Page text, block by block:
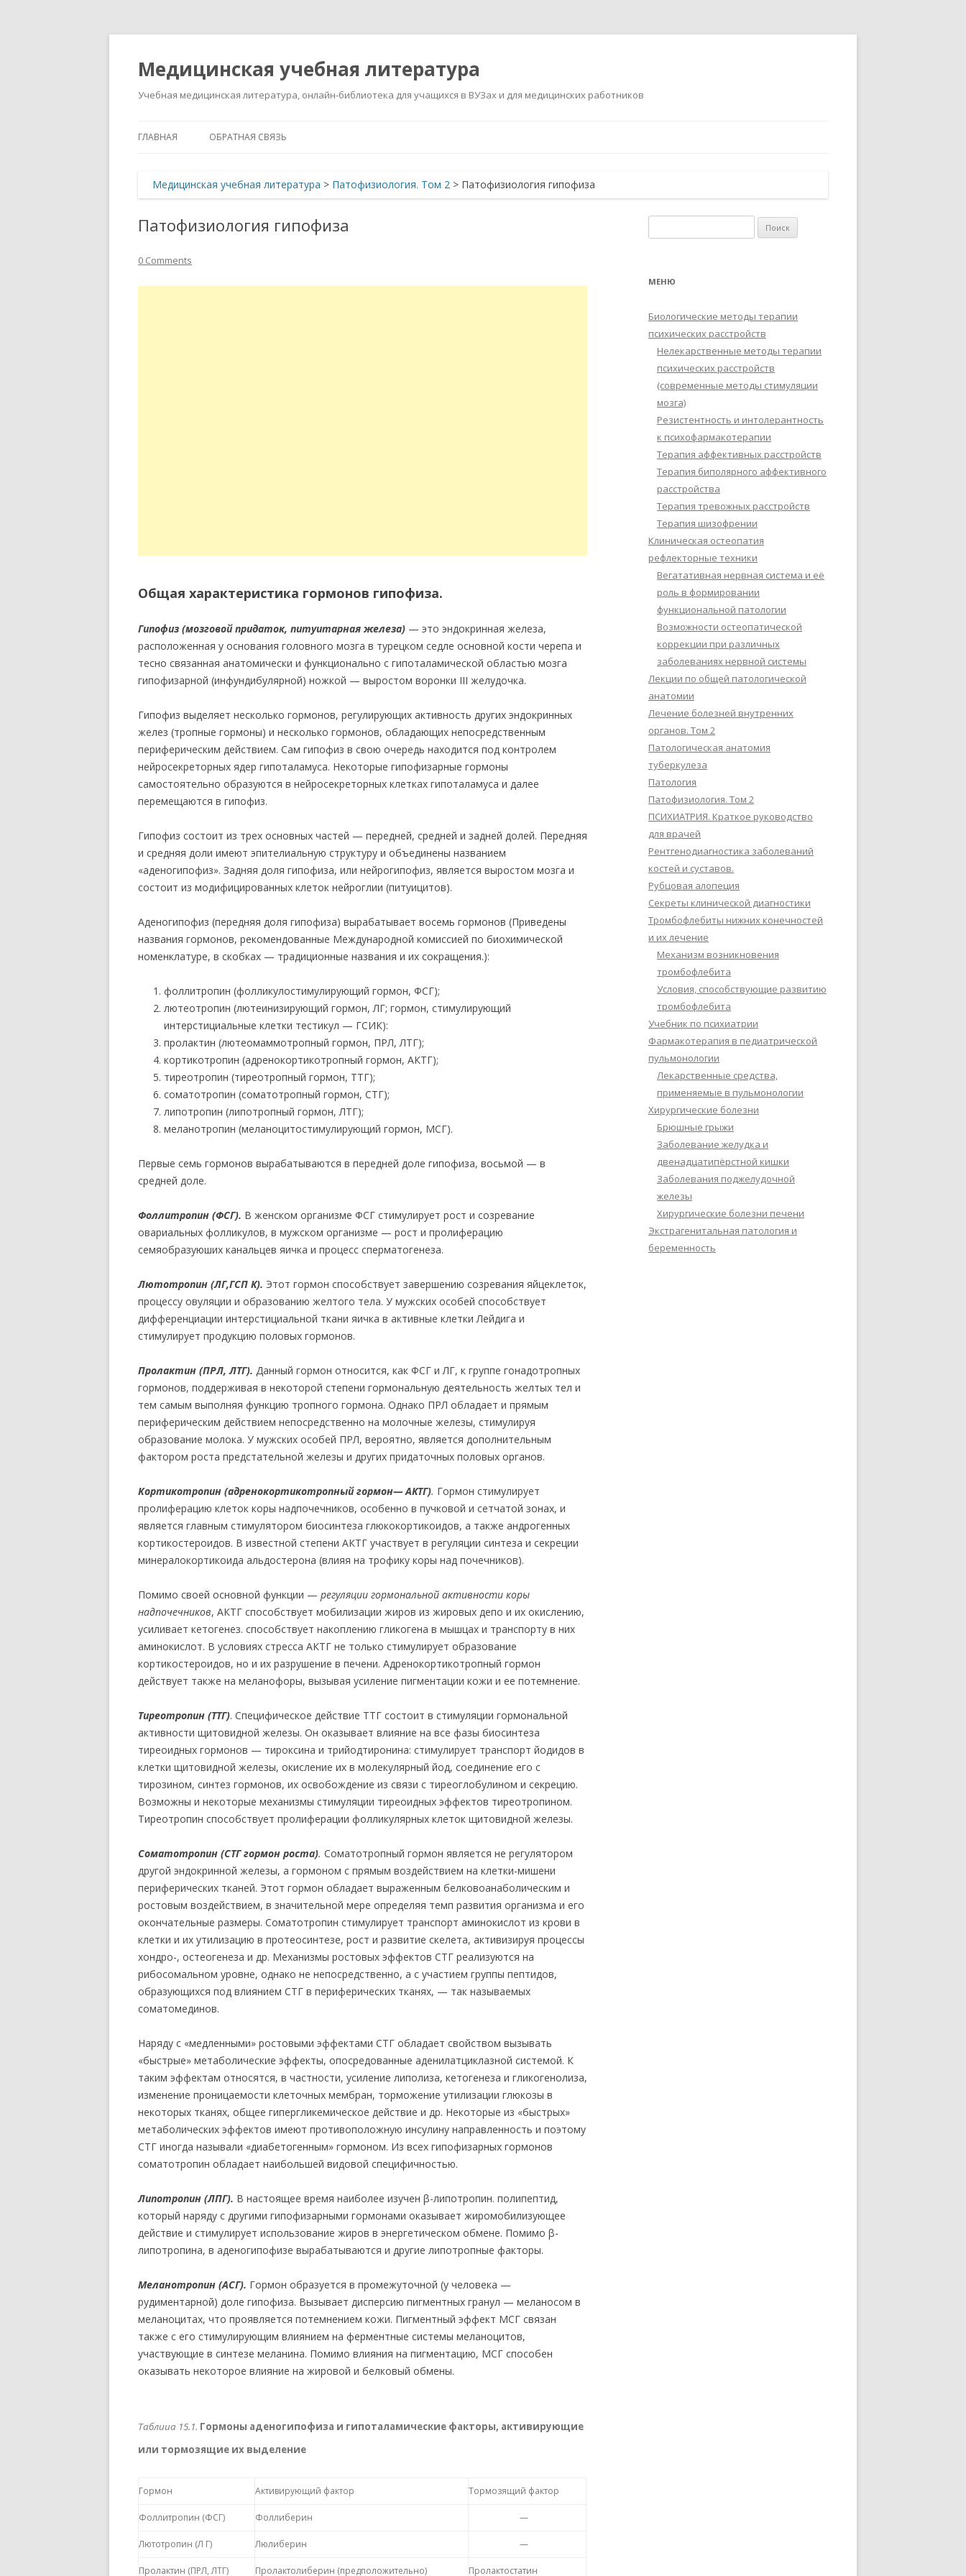
Медицинская учебная литература
Учебная медицинская литература, онлайн-библиотека для учащихся в ВУЗах и для медицинских работников
ГЛАВНАЯ ОБРАТНАЯ СВЯЗЬ
Медицинская учебная литература > Патофизиология. Том 2 > Патофизиология гипофиза
Патофизиология гипофиза
0 Comments
Общая характеристика гормонов гипофиза.
Гипофиз (мозговой придаток, питуитарная железа) — это эндокринная железа,
расположенная у основания головного мозга в турецком седле основной кости черепа и
тесно связанная анатомически и функционально с гипоталамической областью мозга
гипофизарной (инфундибулярной) ножкой — выростом воронки III желудочка.
Гипофиз выделяет несколько гормонов, регулирующих активность других эндокринных
желез (тропные гормоны) и несколько гормонов, обладающих непосредственным
периферическим действием. Сам гипофиз в свою очередь находится под контролем
нейросекреторных ядер гипоталамуса. Некоторые гипофизарные гормоны
самостоятельно образуются в нейросекреторных клетках гипоталамуса и далее
перемещаются в гипофиз.
Гипофиз состоит из трех основных частей — передней, средней и задней долей. Передняя
и средняя доли имеют эпителиальную структуру и объединены названием
«аденогипофиз». Задняя доля гипофиза, или нейрогипофиз, является выростом мозга и
состоит из модифицированных клеток нейроглии (питуицитов).
Аденогипофиз (передняя доля гипофиза) вырабатывает восемь гормонов (Приведены
названия гормонов, рекомендованные Международной комиссией по биохимической
номенклатуре, в скобках — традиционные названия и их сокращения.):
фоллитропин (фолликулостимулирующий гормон, ФСГ);
лютеотропин (лютеинизирующий гормон, ЛГ; гормон, стимулирующий
интерстициальные клетки тестикул — ГСИК):
пролактин (лютеомаммотропный гормон, ПРЛ, ЛТГ);
кортикотропин (адренокортикотропный гормон, АКТГ);
тиреотропин (тиреотропный гормон, ТТГ);
соматотропин (соматотропный гормон, СТГ);
липотропин (липотропный гормон, ЛТГ);
меланотропин (меланоцитостимулирующий гормон, МСГ).
Первые семь гормонов вырабатываются в передней доле гипофиза, восьмой — в
средней доле.
Фоллитропин (ФСГ). В женском организме ФСГ стимулирует рост и созревание
овариальных фолликулов, в мужском организме — рост и пролиферацию
семяобразуюших канальцев яичка и процесс сперматогенеза.
Лютотропин (ЛГ,ГСП К). Этот гормон способствует завершению созревания яйцеклеток,
процессу овуляции и образованию желтого тела. У мужских особей способствует
дифференциации интерстициальной ткани яичка в активные клетки Лейдига и
стимулирует продукцию половых гормонов.
Пролактин (ПРЛ, ЛТГ). Данный гормон относится, как ФСГ и ЛГ, к группе гонадотропных
гормонов, поддерживая в некоторой степени гормональную деятельность желтых тел и
тем самым выполняя функцию тропного гормона. Однако ПРЛ обладает и прямым
периферическим действием непосредственно на молочные железы, стимулируя
образование молока. У мужских особей ПРЛ, вероятно, является дополнительным
фактором роста предстательной железы и других придаточных половых органов.
Kopmuкompoпин (адренокортикотропный гормон— АКТГ). Гормон стимулирует
пролиферацию клеток коры надпочечников, особенно в пучковой и сетчатой зонах, и
является главным стимулятором биосинтеза глюкокортикоидов, а также андрогенных
кортикостероидов. В известной степени АКТГ участвует в регуляции синтеза и секреции
минералокортикоида альдостерона (влияя на трофику коры над почечников).
Помимо своей основной функции — регуляции гормональной активности коры
надпочечников, АКТГ способствует мобилизации жиров из жировых депо и их окислению,
усиливает кетогенез. способствует накоплению гликогена в мышцах и транспорту в них
аминокислот. В условиях стресса АКТГ не только стимулирует образование
кортикостероидов, но и их разрушение в печени. Адренокортикотропный гормон
действует также на меланофоры, вызывая усиление пигментации кожи и ее потемнение.
Тиреотропин (ТТГ). Специфическое действие ТТГ состоит в стимуляции гормональной
активности щитовидной железы. Он оказывает влияние на все фазы биосинтеза
тиреоидных гормонов — тироксина и трийодтиронина: стимулирует транспорт йодидов в
клетки щитовидной железы, окисление их в молекулярный йод, соединение его с
тирозином, синтез гормонов, их освобождение из связи с тиреоглобулином и секрецию.
Возможны и некоторые механизмы стимуляции тиреоидных эффектов тиреотропином.
Тиреотропин способствует пролиферации фолликулярных клеток щитовидной железы.
Соматотропин (СТГ гормон роста). Соматотропный гормон является не регулятором
другой эндокринной железы, а гормоном с прямым воздействием на клетки-мишени
периферических тканей. Этот гормон обладает выраженным белковоанаболическим и
ростовым воздействием, в значительной мере определяя темп развития организма и его
окончательные размеры. Соматотропин стимулирует транспорт аминокислот из крови в
клетки и их утилизацию в протеосинтезе, рост и развитие скелета, активизируя процессы
хондро-, остеогенеза и др. Механизмы ростовых эффектов СТГ реализуются на
рибосомальном уровне, однако не непосредственно, а с участием группы пептидов,
образующихся под влиянием СТГ в периферических тканях, — так называемых
соматомединов.
Наряду с «медленными» ростовыми эффектами СТГ обладает свойством вызывать
«быстрые» метаболические эффекты, опосредованные аденилатциклазной системой. К
таким эффектам относятся, в частности, усиление липолиза, кетогенеза и гликогенолиза,
изменение проницаемости клеточных мембран, торможение утилизации глюкозы в
некоторых тканях, общее гипергликемическое действие и др. Некоторые из «быстрых»
метаболических эффектов имеют противоположную инсулину направленность и поэтому
СТГ иногда называли «диабетогенным» гормоном. Из всех гипофизарных гормонов
соматотропин обладает наибольшей видовой специфичностью.
Липотропин (ЛПГ). В настоящее время наиболее изучен β-липотропин. полипептид,
который наряду с другими гипофизарными гормонами оказывает жиромобилизующее
действие и стимулирует использование жиров в энергетическом обмене. Помимо β-
липотропина, в аденогипофизе вырабатываются и другие липотропные факторы.
Меланотропин (АСГ). Гормон образуется в промежуточной (у человека —
рудиментарной) доле гипофиза. Вызывает дисперсию пигментных гранул — меланосом в
меланоцитах, что проявляется потемнением кожи. Пигментный эффект МСГ связан
также с его стимулирующим влиянием на ферментные системы меланоцитов,
участвующие в синтезе меланина. Помимо влияния на пигментацию, МСГ способен
оказывать некоторое влияние на жировой и белковый обмены.
Гормон Активирующий фактор Тормозящий фактор
Таблииа 15.1. Гормоны аденогипофиза и гипоталамические факторы, активирующие
или тормозящие их выделение
Фоллитропин (ФСГ) Фоллиберин —
Лютотропин (Л Г) Люлиберин —
Пролактин (ПРЛ, ЛТГ) Пролактолиберин (предположительно) Пролактостатин
МЕНЮ
Биологические методы терапии
психических расстройств
Нелекарственные методы терапии
психических расстройств
(современные методы стимуляции
мозга)
Резистентность и интолерантность
к психофармакотерапии
Терапия аффективных расстройств
Терапия биполярного аффективного
расстройства
Терапия тревожных расстройств
Терапия шизофрении
Клиническая остеопатия
рефлекторные техники
Вегатативная нервная система и её
роль в формировании
функциональной патологии
Возможности остеопатической
коррекции при различных
заболеваниях нервной системы
Лекции по общей патологической
анатомии
Лечение болезней внутренних
органов. Том 2
Патологическая анатомия
туберкулеза
Патология
Патофизиология. Том 2
ПСИХИАТРИЯ. Краткое руководство
для врачей
Рентгенодиагностика заболеваний
костей и суставов.
Рубцовая алопеция
Секреты клинической диагностики
Тромбофлебиты нижних конечностей
и их лечение
Механизм возникновения
тромбофлебита
Условия, способствующие развитию
тромбофлебита
Учебник по психиатрии
Фармакотерапия в педиатрической
пульмонологии
Лекарственные средства,
применяемые в пульмонологии
Хирургические болезни
Брюшные грыжи
Заболевание желудка и
двенадцатипёрстной кишки
Заболевания поджелудочной
железы
Хирургические болезни печени
Экстрагенитальная патология и
беременность